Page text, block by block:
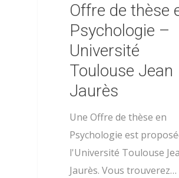
Offre de thèse
Psychologie –
Université
Toulouse Jean
Jaurès
Une Offre de thèse en
Psychologie est
l'Université Toulouse
Jaurès. Vous trouverez…